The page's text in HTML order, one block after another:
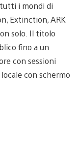
tutti i mondi di
Extinction, ARK
solo. Il titolo
fino a un
con sessioni
con schermo